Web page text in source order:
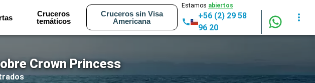
Cruceros
temáticos
Cruceros sin Visa
Americana
Estamos abiertos
+56 (2) 29 58
96 20
Crown Princess